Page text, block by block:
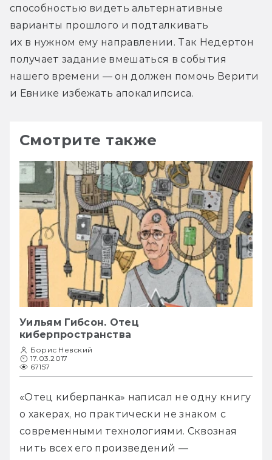
способностью видеть альтернативные
варианты прошлого и подталкивать
их в нужном ему направлении. Так Недертон
получает задание вмешаться в события
нашего времени — он должен помочь Верити
и Евнике избежать апокалипсиса.
Смотрите также
Уильям Гибсон. Отец
киберпространства
Борис Невский
17.03.2017
67157
«Отец киберпанка» написал не одну книгу
о хакерах, но практически не знаком с
современными технологиями. Сквозная
нить всех его произведений —